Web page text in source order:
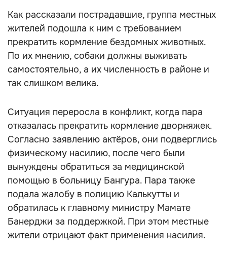
Как рассказали пострадавшие, группа местных
жителей подошла к ним с требованием
прекратить кормление бездомных животных.
По их мнению, собаки должны выживать
самостоятельно, а их численность в районе и
так слишком велика.
Ситуация переросла в конфликт, когда пара
отказалась прекратить кормление дворняжек.
Согласно заявлению актёров, они подверглись
физическому насилию, после чего были
вынуждены обратиться за медицинской
помощью в больницу Бангура. Пара также
подала жалобу в полицию Калькутты и
обратилась к главному министру Мамате
Банерджи за поддержкой. При этом местные
жители отрицают факт применения насилия.